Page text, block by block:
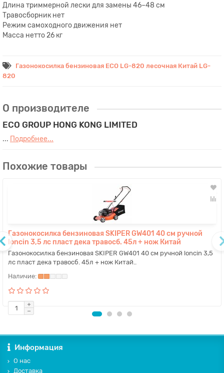
Длина триммерной лески для замены 46–48 см
Травосборник нет
Режим самоxодного движения нет
Масса нетто 26 кг
Газонокосилка бензиновая ECO LG-820 лесочная Китай LG-
820
О производителе
ECO GROUP HONG KONG LIMITED
... Подробнее...
Похожие товары
Газонокосилка бензиновая SKIPER GW401 40 см ручной
loncin 3,5 лс пласт дека травосб. 45л + нож Китай
Газонокосилка бензиновая SKIPER GW401 40 см ручной loncin 3,5
лс пласт дека травосб. 45л + нож Китай..
Информация
О нас
Доставка